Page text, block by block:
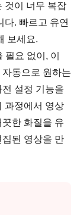
것이 너무 복잡
다. 빠르고 유연
보세요.
필요 없이, 이
동으로 원하는
설정 기능을
과정에서 영상
한 화질을 유
된 영상을 만